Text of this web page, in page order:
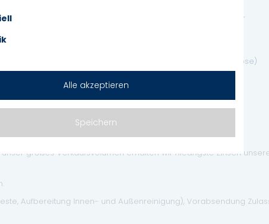
Lenksäule (Lenkrad) höhenverstellbar
Schnellladevorrichtung (CCS-Ladedose)
Techno-Paket
Türverriegelung automatisch
Vehicle-to-Load Stecker (V2L)
großes Verkaufsvolumen erhalten wir niedrigste Zinsen
Aufbereitung Innen- und Außenreinigung), Vorabsendung
Alle akzeptieren
Speichern